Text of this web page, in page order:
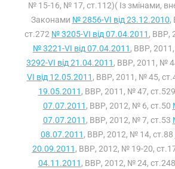
№ 15-16, № 17, ст.112)( Із змінами,
Законами № 2856-VI від 23.12.2010,
ст.272 № 3205-VI від 07.04.2011 , ВВР,
№ 3221-VI від 07.04.2011 , ВВР,
3292-VI від 21.04.2011 , ВВР, 2011, №
VI від 12.05.2011 , ВВР, 2011, № 45,
19.05.2011 , ВВР, 2011, № 47, ст.529
07.07.2011 , ВВР, 2012, № 6, ст.50
07.07.2011 , ВВР, 2012, № 7, ст.53
08.07.2011 , ВВР, 2012, № 14, ст.88
20.09.2011 , ВВР, 2012, № 19-20,
04.11.2011 , ВВР, 2012, № 24, ст.248